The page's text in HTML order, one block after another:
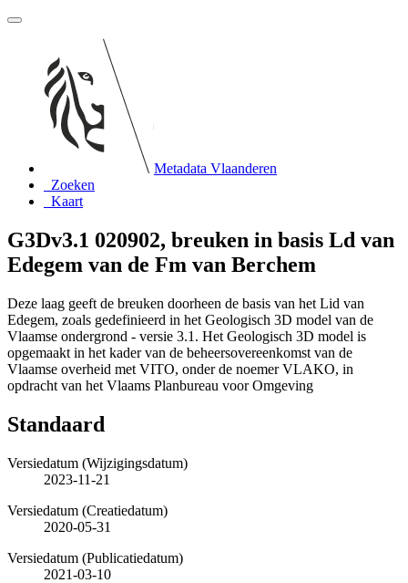
Metadata Vlaanderen
Zoeken
Kaart
G3Dv3.1 020902, breuken in basis Ld van
Edegem van de Fm van Berchem
Deze laag geeft de breuken doorheen de basis van het Lid van
Edegem, zoals gedefinieerd in het Geologisch 3D model van de
Vlaamse ondergrond - versie 3.1. Het Geologisch 3D model is
opgemaakt in het kader van de beheersovereenkomst van de
Vlaamse overheid met VITO, onder de noemer VLAKO, in
opdracht van het Vlaams Planbureau voor Omgeving
Standaard
Versiedatum (Wijzigingsdatum)
2023-11-21
Versiedatum (Creatiedatum)
2020-05-31
Versiedatum (Publicatiedatum)
2021-03-10